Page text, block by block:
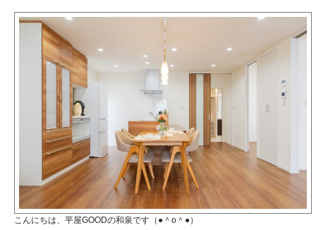
こんにちは、平屋GOODの和泉です（●＾o＾●）